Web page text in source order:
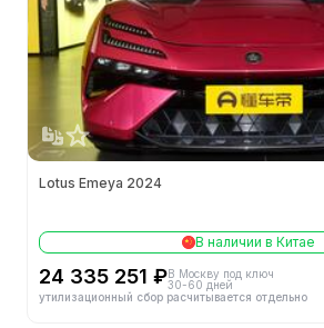
Lotus Emeya 2024
В наличии в Китае
24 335 251 ₽В Москву под ключ
30-60 дней
утилизационный сбор расчитывается отдельно